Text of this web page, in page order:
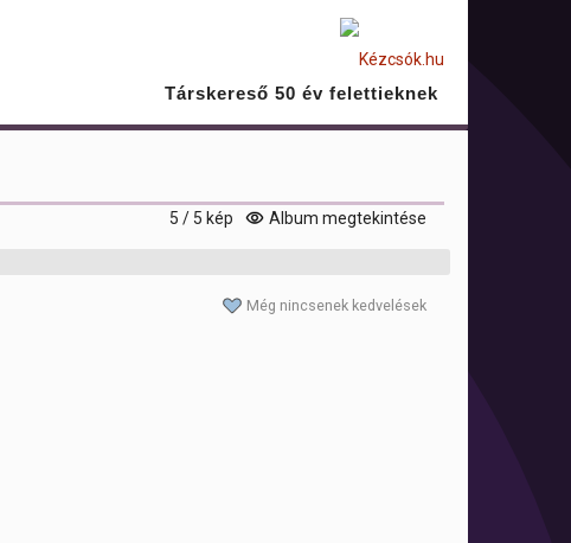
Társkereső 50 év felettieknek
5 / 5 kép Album megtekintése
Még nincsenek kedvelések